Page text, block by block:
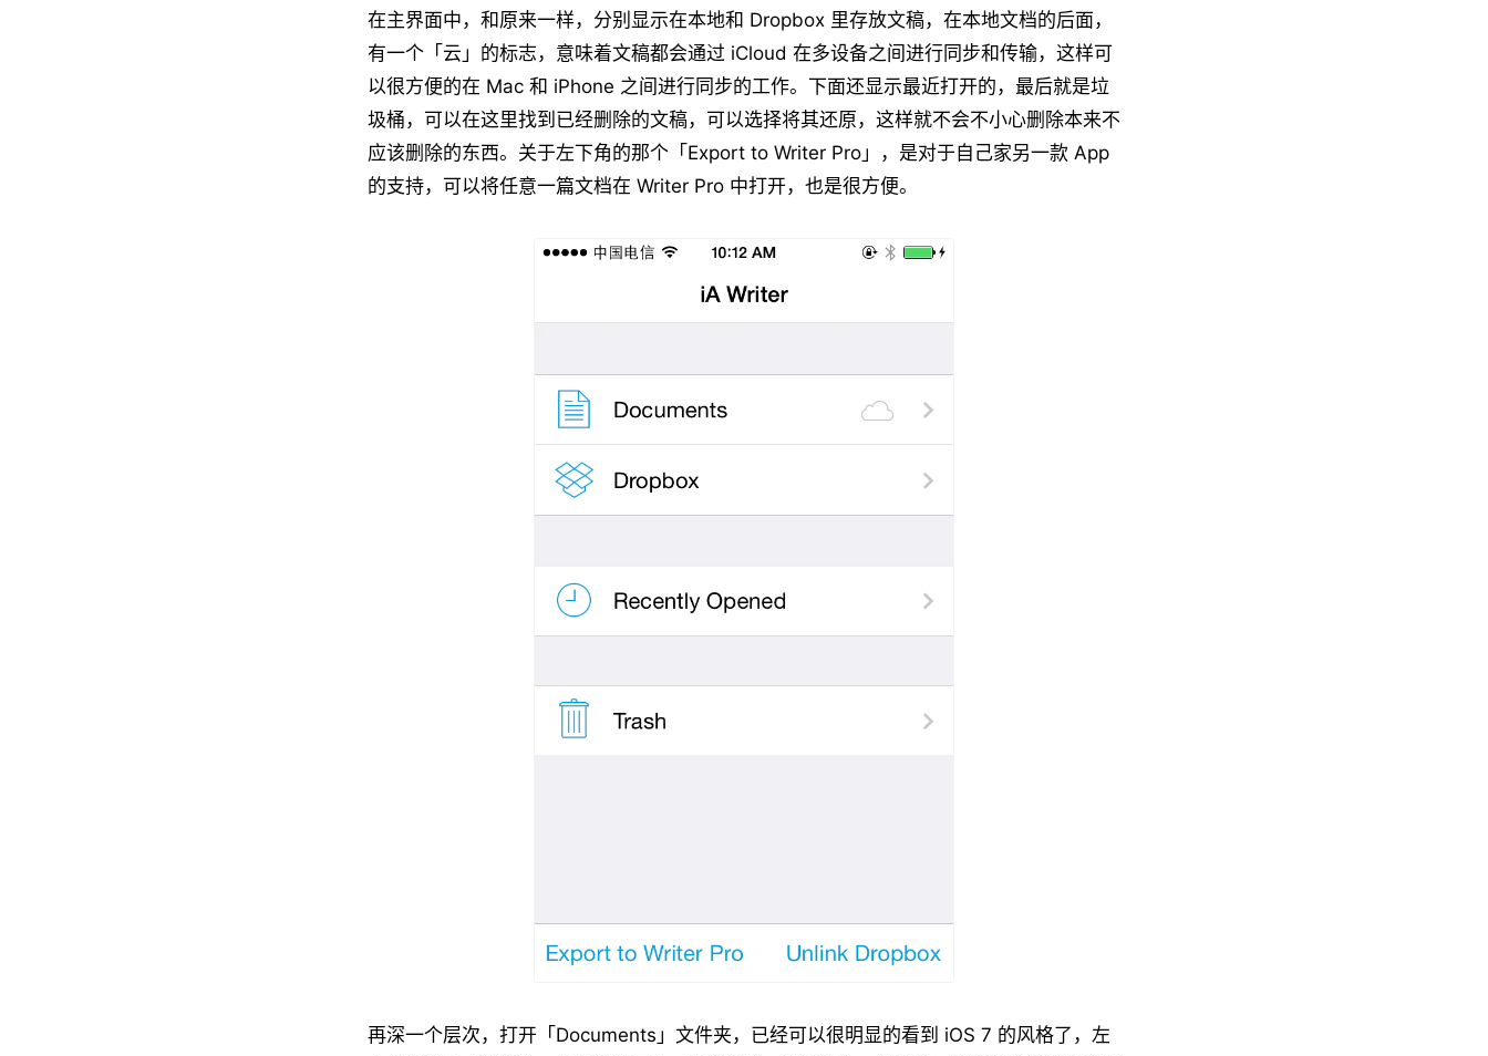
在主界面中，和原来一样，分别显示在本地和 Dropbox 里存放文稿，在本地文档的后面，
有一个「云」的标志，意味着文稿都会通过 iCloud 在多设备之间进行同步和传输，这样可
以很方便的在 Mac 和 iPhone 之间进行同步的工作。下面还显示最近打开的，最后就是垃
圾桶，可以在这里找到已经删除的文稿，可以选择将其还原，这样就不会不小心删除本来不
应该删除的东西。关于左下角的那个「Export to Writer Pro」，是对于自己家另一款 App
的支持，可以将任意一篇文档在 Writer Pro 中打开，也是很方便。
再深一个层次，打开「Documents」文件夹，已经可以很明显的看到 iOS 7 的风格了，左